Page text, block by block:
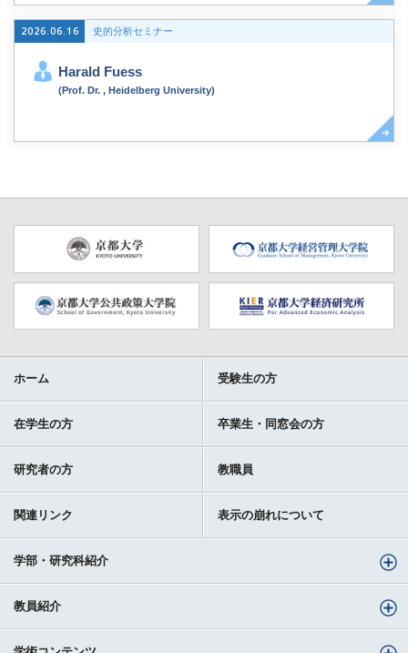
2026.06.16 史的分析セミナー
Harald Fuess
(Prof. Dr. , Heidelberg University)
ホーム 受験生の方
在学生の方 卒業生・同窓会の方
研究者の方 教職員
関連リンク 表示の崩れについて
学部・研究科紹介
教員紹介